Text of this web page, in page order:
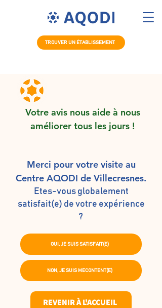
TROUVER UN ÉTABLISSEMENT
Votre avis nous aide à nous
améliorer tous les jours !
Merci pour votre visite au
Centre AQODI de Villecresnes.
Etes-vous globalement
satisfait(e) de votre expérience
?
OUI, JE SUIS SATISFAIT(E)
NON, JE SUIS MECONTENT(E)
REVENIR À L'ACCUEIL